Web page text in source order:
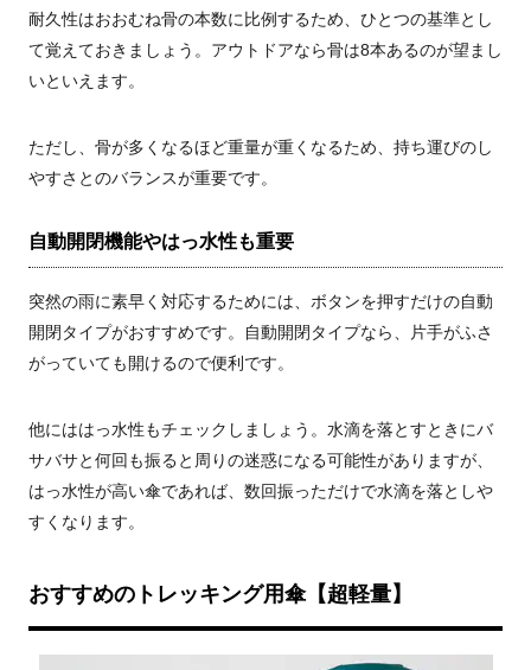
耐久性はおおむね骨の本数に比例するため、ひとつの基準とし
て覚えておきましょう。アウトドアなら骨は8本あるのが望まし
いといえます。
ただし、骨が多くなるほど重量が重くなるため、持ち運びのし
やすさとのバランスが重要です。
自動開閉機能やはっ水性も重要
突然の雨に素早く対応するためには、ボタンを押すだけの自動
開閉タイプがおすすめです。自動開閉タイプなら、片手がふさ
がっていても開けるので便利です。
他にははっ水性もチェックしましょう。水滴を落とすときにバ
サバサと何回も振ると周りの迷惑になる可能性がありますが、
はっ水性が高い傘であれば、数回振っただけで水滴を落としや
すくなります。
おすすめのトレッキング用傘【超軽量】